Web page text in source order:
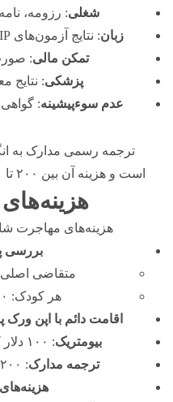
شغلی: رزومه،
زبان: نتایج آزمون‌های IELTS، CELPIP یا TEF.
تمکن مالی:
پزشکی: نتایج
عدم سوءپیشینه:
ترجمه رسمی مدارک به
است و هزینه آن بین ۲۰۰ تا ۵۰۰ دلار کانادا متغیر است.
هزینه‌های مهاجرت
بررسی
متقاضی اصلی: ۸۳۰ دلار
هر کودک: ۲۵۰ دلار کانادا.
اقامت دائم با اپن ورک
بیومتریک: ۱۰۰ دلار کانادا برای هر نفر.
ترجمه مدارک: ۲۰۰ تا ۵۰۰ دلار کانادا.